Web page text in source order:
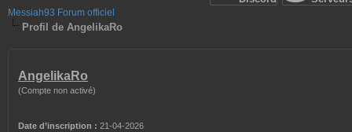
Messiah93 Forum officiel
Profil de AngelikaRo
AngelikaRo
(Compte non activé)
Date d’inscription : 21-04-2026